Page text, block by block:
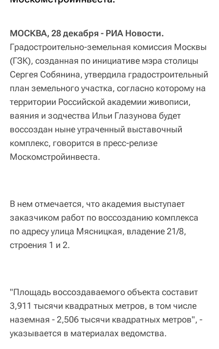
МОСКВА, 28 декабря - РИА Новости.
Градостроительно-земельная комиссия Москвы
(ГЗК), созданная по инициативе мэра столицы
Сергея Собянина, утвердила градостроительный
план земельного участка, согласно которому на
территории Российской академии живописи,
ваяния и зодчества Ильи Глазунова будет
воссоздан ныне утраченный выставочный
комплекс, говорится в пресс-релизе
Москомстройинвеста.
В нем отмечается, что академия выступает
заказчиком работ по воссозданию комплекса
по адресу улица Мясницкая, владение 21/8,
строения 1 и 2.
"Площадь воссоздаваемого объекта составит
3,911 тысячи квадратных метров, в том числе
наземная - 2,506 тысячи квадратных метров", -
указывается в материалах ведомства.